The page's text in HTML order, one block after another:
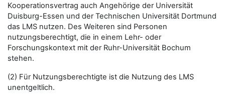
Kooperationsvertrag auch Angehörige der Universität
Duisburg-Essen und der Technischen Universität Dortmund
das LMS nutzen. Des Weiteren sind Personen
nutzungsberechtigt, die in einem Lehr- oder
Forschungskontext mit der Ruhr-Universität Bochum
stehen.
(2) Für Nutzungsberechtigte ist die Nutzung des LMS
unentgeltlich.